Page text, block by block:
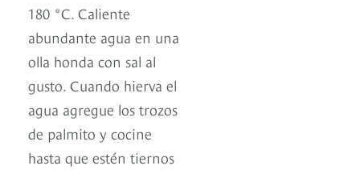
180 °C. Caliente
abundante agua en una
olla honda con sal al
gusto. Cuando hierva el
agua agregue los trozos
de palmito y cocine
hasta que estén tiernos